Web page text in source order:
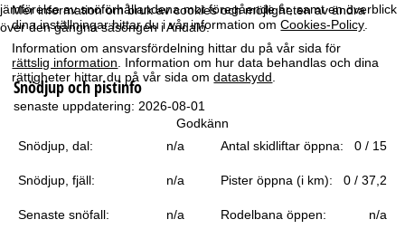
Mer information om bruk av cookies och möjligheten av ändra
dina inställningar hittar du i vår information omCookies-Policy.
Information om ansvarsfördelning hittar du på vår sida för
rättslig information. Information om hur data behandlas och dina
rättigheter hittar du på vår sida omdataskydd.
Godkänn
s
i
d
jämförelse av snöförhållandena mot föregående år, samt en överblick
över den gångna säsongen i Andalo.
Snödjup och pistinfo
senaste uppdatering: 2026-08-01
Snödjup, dal: n/a Antal skidliftar öppna: 0 / 15
Snödjup, fjäll: n/a Pister öppna (i km): 0 / 37,2
Senaste snöfall: n/a Rodelbana öppen: n/a